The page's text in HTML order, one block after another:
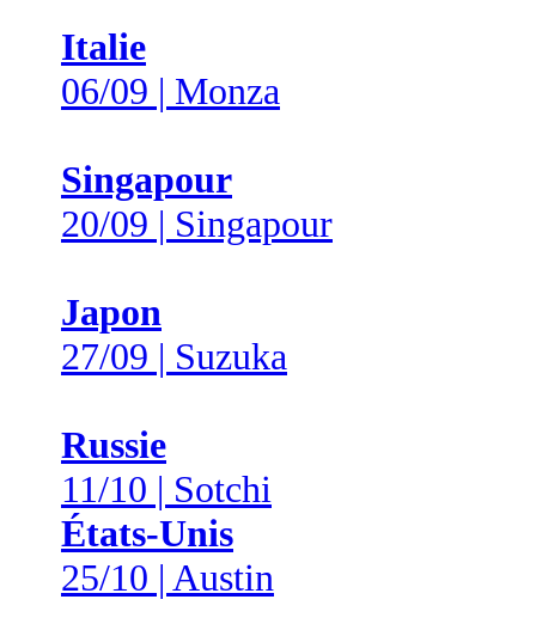
Italie
06/09 | Monza
Singapour
20/09 | Singapour
Japon
27/09 | Suzuka
Russie
11/10 | Sotchi
États-Unis
25/10 | Austin